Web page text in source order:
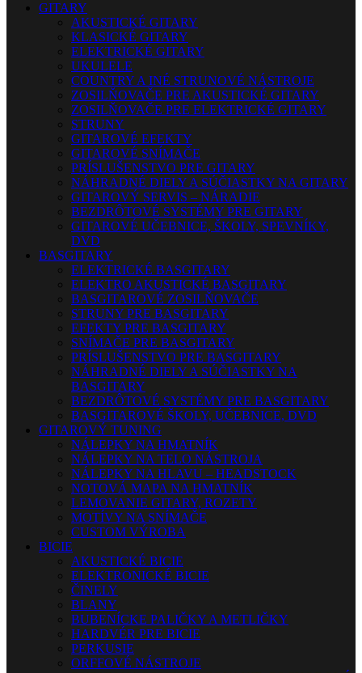
GITARY
AKUSTICKÉ GITARY
KLASICKÉ GITARY
ELEKTRICKÉ GITARY
UKULELE
COUNTRY A INÉ STRUNOVÉ NÁSTROJE
ZOSILŇOVAČE PRE AKUSTICKÉ GITARY
ZOSILŇOVAČE PRE ELEKTRICKÉ GITARY
STRUNY
GITAROVÉ EFEKTY
GITAROVÉ SNÍMAČE
PRÍSLUŠENSTVO PRE GITARY
NÁHRADNÉ DIELY A SÚČIASTKY NA GITARY
GITAROVÝ SERVIS – NÁRADIE
BEZDRÔTOVÉ SYSTÉMY PRE GITARY
GITAROVÉ UČEBNICE, ŠKOLY, SPEVNÍKY,
DVD
BASGITARY
ELEKTRICKÉ BASGITARY
ELEKTRO AKUSTICKÉ BASGITARY
BASGITAROVÉ ZOSILŇOVAČE
STRUNY PRE BASGITARY
EFEKTY PRE BASGITARY
SNÍMAČE PRE BASGITARY
PRÍSLUŠENSTVO PRE BASGITARY
NÁHRADNÉ DIELY A SÚČIASTKY NA
BASGITARY
BEZDRÔTOVÉ SYSTÉMY PRE BASGITARY
BASGITAROVÉ ŠKOLY, UČEBNICE, DVD
GITAROVÝ TUNING
NÁLEPKY NA HMATNÍK
NÁLEPKY NA TELO NÁSTROJA
NÁLEPKY NA HLAVU – HEADSTOCK
NOTOVÁ MAPA NA HMATNÍK
LEMOVANIE GITARY, ROZETY
MOTÍVY NA SNÍMAČE
CUSTOM VÝROBA
BICIE
AKUSTICKÉ BICIE
ELEKTRONICKÉ BICIE
ČINELY
BLANY
BUBENÍCKE PALIČKY A METLIČKY
HARDVÉR PRE BICIE
PERKUSIE
ORFFOVÉ NÁSTROJE